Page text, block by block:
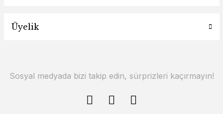
Üyelik
Sosyal medyada bizi takip edin, sürprizleri kaçırmayın!